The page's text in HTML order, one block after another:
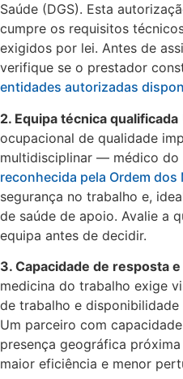
Saúde (DGS). Esta
cumpre os requisitos
exigidos por lei. Antes de
verifique se o prestador
entidades autorizadas
2. Equipa técnica qualificada
ocupacional de qualidade
multidisciplinar — médico do
reconhecida pela Ordem dos
segurança no trabalho e,
de saúde de apoio. Avalie a
equipa antes de decidir.
3. Capacidade de resposta
medicina do trabalho exige
de trabalho e
Um parceiro com
presença geográfica
maior eficiência e menor